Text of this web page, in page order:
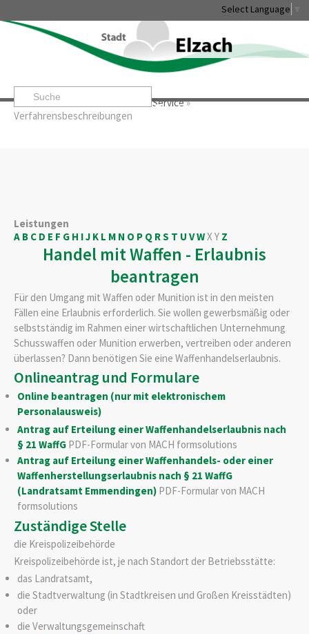
Select Language
Startseite» »Service»
Verfahrensbeschreibungen
Leben & Erleben Rathaus & Service
Leistungen
A B C D E F G H IJ K L M N O P Q RS T U VWXY Z
Handel mit Waffen - Erlaubnis
beantragen
Für den Umgang mit Waffen oder Munition ist in den meisten
Fällen eine Erlaubnis erforderlich. Sie wollen gewerbsmäßig oder
selbstständig im Rahmen einer wirtschaftlichen Unternehmung
Schusswaffen oder Munition erwerben, vertreiben oder anderen
überlassen? Dann benötigen Sie eine Waffenhandelserlaubnis.
Onlineantrag und Formulare
Online beantragen (nur mit elektronischem
Personalausweis)
Antrag auf Erteilung einer Waffenhandelserlaubnis nach
§ 21 WaffG PDF-Formular von MACH formsolutions
Antrag auf Erteilung einer Waffenhandels- oder einer
Waffenherstellungserlaubnis nach § 21 WaffG
(Landratsamt Emmendingen) PDF-Formular von MACH
formsolutions
Zuständige Stelle
die Kreispolizeibehörde
Kreispolizeibehörde ist, je nach Standort der Betriebsstätte:
das Landratsamt,
die Stadtverwaltung (in Stadtkreisen und Großen Kreisstädten)
oder
die Verwaltungsgemeinschaft